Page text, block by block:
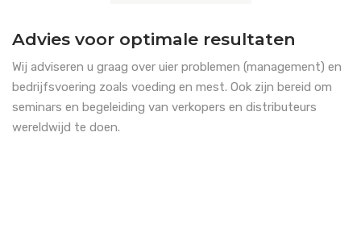
Advies voor optimale resultaten
Wij adviseren u graag over uier problemen (management) en
bedrijfsvoering zoals voeding en mest. Ook zijn bereid om
seminars en begeleiding van verkopers en distributeurs
wereldwijd te doen.